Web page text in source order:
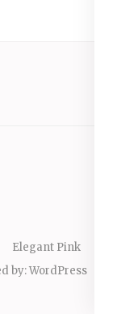
Elegant Pink
by:WordPress